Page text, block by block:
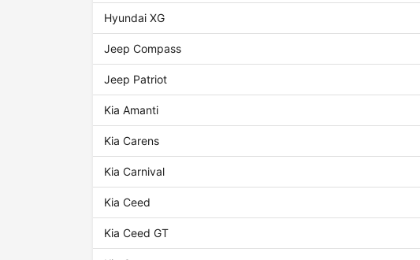
Hyundai XG
Jeep Compass
Jeep Patriot
Kia Amanti
Kia Carens
Kia Carnival
Kia Ceed
Kia Ceed GT